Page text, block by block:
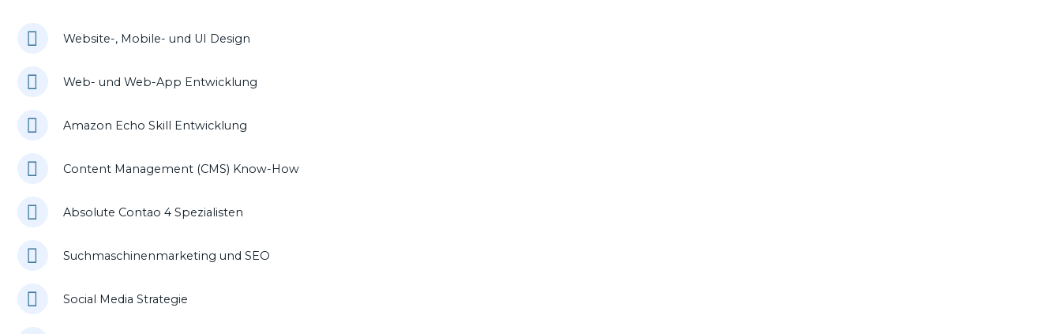
Website-, Mobile- und UI Design
Web- und Web-App Entwicklung
Amazon Echo Skill Entwicklung
Content Management (CMS) Know-How
Absolute Contao 4 Spezialisten
Suchmaschinenmarketing und SEO
Social Media Strategie